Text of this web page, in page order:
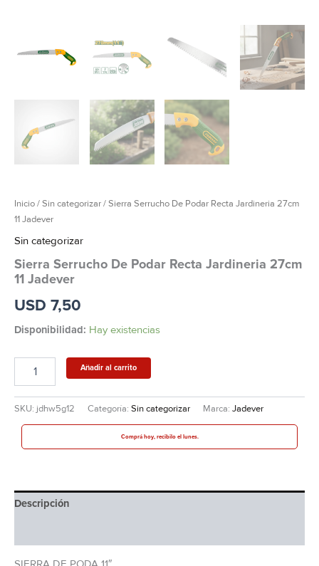
Inicio/Sin categorizar/ Sierra Serrucho De Podar Recta Jardineria 27cm
11 Jadever
Sin categorizar
Sierra Serrucho De Podar Recta Jardineria 27cm
11 Jadever
USD 7,50
Disponibilidad: Hay existencias
Añadir al carrito
SKU: jdhw5g12 Categoría: Sin categorizar Marca: Jadever
Comprá hoy, recibilo el lunes.
Descripción